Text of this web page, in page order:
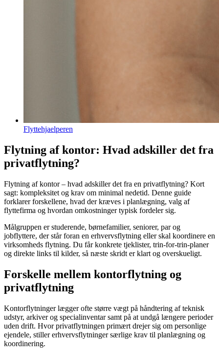
Flyttehjaelperen
Flytning af kontor: Hvad adskiller det fra
privatflytning?
Flytning af kontor – hvad adskiller det fra en privatflytning? Kort
sagt: kompleksitet og krav om minimal nedetid. Denne guide
forklarer forskellene, hvad der kræves i planlægning, valg af
flyttefirma og hvordan omkostninger typisk fordeler sig.
Målgruppen er studerende, børnefamilier, seniorer, par og
jobflyttere, der står foran en erhvervsflytning eller skal koordinere en
virksomheds flytning. Du får konkrete tjeklister, trin-for-trin-planer
og direkte links til kilder, så næste skridt er klart og overskueligt.
Forskelle mellem kontorflytning og
privatflytning
Kontorflytninger lægger ofte større vægt på håndtering af teknisk
udstyr, arkiver og specialinventar samt på at undgå længere perioder
uden drift. Hvor privatflytningen primært drejer sig om personlige
ejendele, stiller erhvervsflytninger særlige krav til planlægning og
koordinering.